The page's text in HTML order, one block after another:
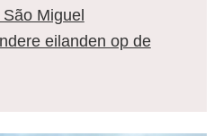
Miguel
eilanden op de